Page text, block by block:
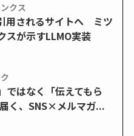
クス
用されるサイトへ ミツ
スが示すLLMO実装
ではなく「伝えてもら
く、SNS×メルマガ...